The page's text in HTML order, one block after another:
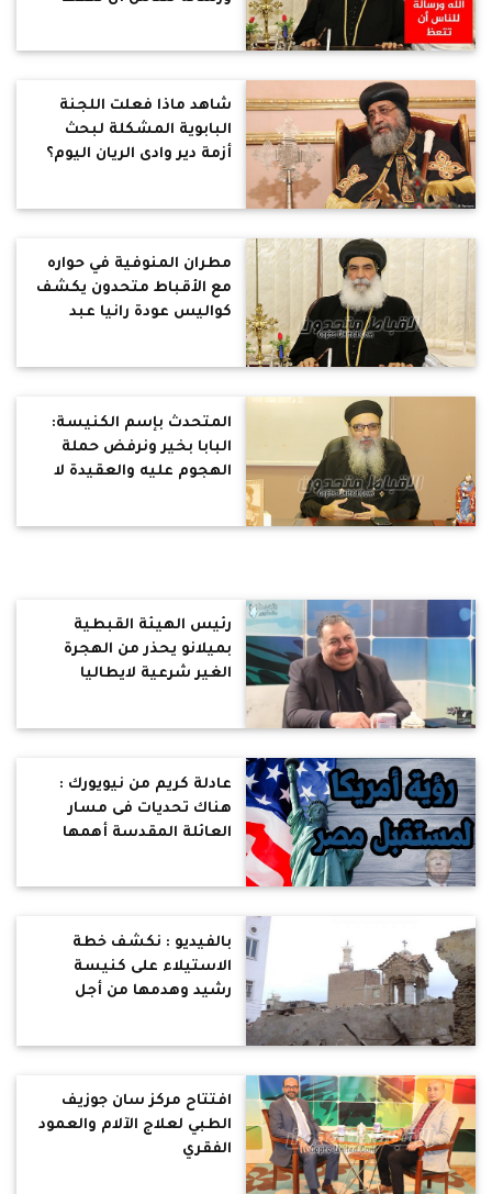
شاهد ماذا فعلت اللجنة
البابوية المشكلة لبحث
أزمة دير وادى الريان اليوم؟
مطران المنوفية في حواره
مع الأقباط متحدون يكشف
كواليس عودة رانيا عبد
المتحدث بإسم الكنيسة:
البابا بخير ونرفض حملة
الهجوم عليه والعقيدة لا
رئيس الهيئة القبطية
بميلانو يحذر من الهجرة
الغير شرعية لايطاليا
عادلة كريم من نيويورك :
هناك تحديات فى مسار
العائلة المقدسة أهمها
بالفيديو : نكشف خطة
الاستيلاء على كنيسة
رشيد وهدمها من أجل
افتتاح مركز سان جوزيف
الطبي لعلاج الآلام والعمود
الفقري